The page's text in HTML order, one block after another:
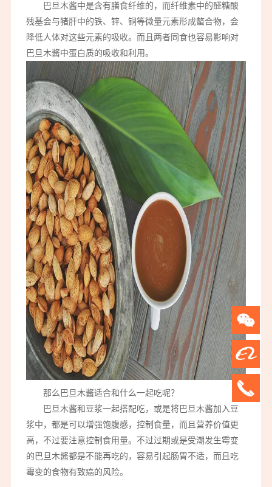
巴旦木酱中是含有膳食纤维的，而纤维素中的醛糖酸
残基会与猪肝中的铁、锌、铜等微量元素形成螯合物，会
降低人体对这些元素的吸收。而且两者同食也容易影响对
巴旦木酱中蛋白质的吸收和利用。
那么巴旦木酱适合和什么一起吃呢？
巴旦木酱和豆浆一起搭配吃，或是将巴旦木酱加入豆
浆中，都是可以增强饱腹感，控制食量，而且营养价值更
高，不过要注意控制食用量。不过过期或是受潮发生霉变
的巴旦木酱都是不能再吃的，容易引起肠胃不适，而且吃
霉变的食物有致癌的风险。